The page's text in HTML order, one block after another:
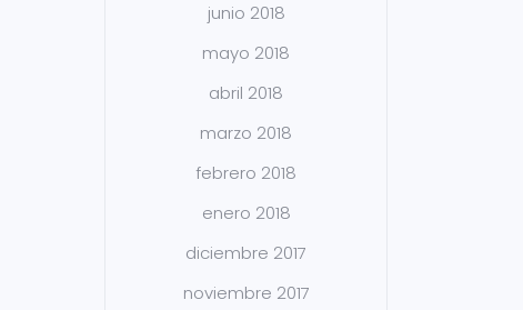
junio 2018
mayo 2018
abril 2018
marzo 2018
febrero 2018
enero 2018
diciembre 2017
noviembre 2017